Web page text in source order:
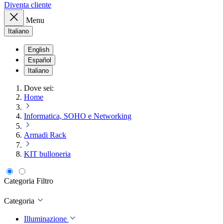
Diventa cliente
Menu
Italiano
English
Español
Italiano
Dove sei:
Home
Informatica, SOHO e Networking
Armadi Rack
KIT bulloneria
Categoria Filtro
Categoria
Illuminazione